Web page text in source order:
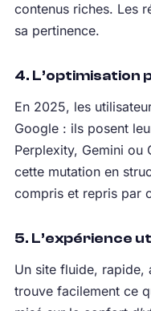
contenus riches. Les
sa pertinence.
4. L’optimisation
En 2025, les
Google : ils posent
Perplexity, Gemini ou
cette mutation en
compris et repris par
5. L’expérience
Un site fluide, rapide,
trouve facilement ce